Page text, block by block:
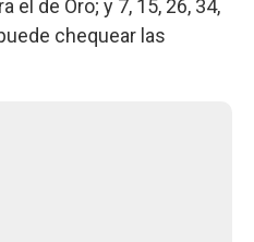
el de Oro; y 7, 15, 26, 34,
chequear las